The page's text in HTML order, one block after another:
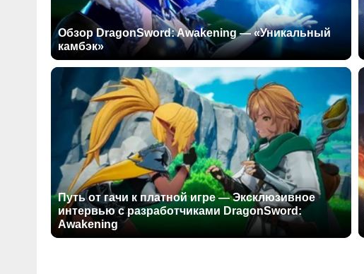
Обзор DragonSword: Awakening — «Уникальный
камбэк»
Путь от гачи к платной игре — Эксклюзивное
интервью с разработчиками DragonSword:
Awakening